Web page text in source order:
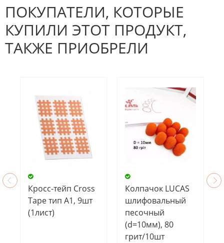
отзыв.
ПОКУПАТЕЛИ, КОТОРЫЕ
КУПИЛИ ЭТОТ ПРОДУКТ,
ТАКЖЕ ПРИОБРЕЛИ
Кросс-тейп Cross
Tape тип А1, 9шт
(1лист)
Колпачок LUCAS
шлифовальный
песочный
(d=10мм), 80
грит/10шт